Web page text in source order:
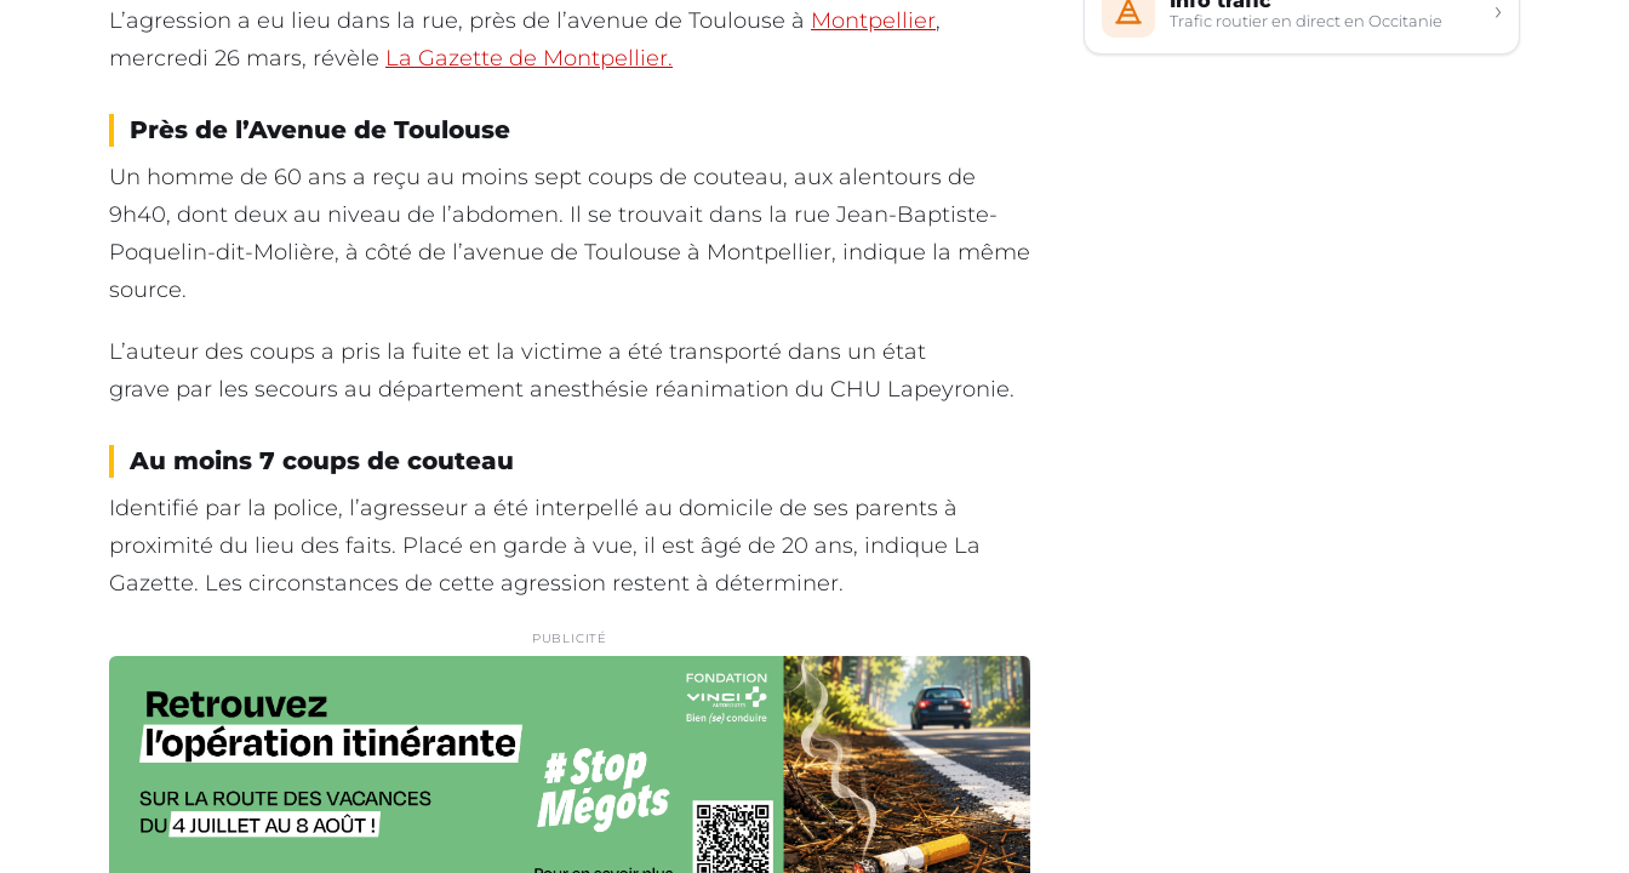
L’agression a eu lieu dans la rue, près de l’avenue de Toulouse à Montpellier,
mercredi 26 mars, révèle La Gazette de Montpellier.
Près de l’Avenue de Toulouse
Un homme de 60 ans a reçu au moins sept coups de couteau, aux alentours de
9h40, dont deux au niveau de l’abdomen. Il se trouvait dans la rue Jean-Baptiste-
Poquelin-dit-Molière, à côté de l’avenue de Toulouse à Montpellier, indique la même
source.
L’auteur des coups a pris la fuite et la victime a été transporté dans un état
grave par les secours au département anesthésie réanimation du CHU Lapeyronie.
Au moins 7 coups de couteau
Identifié par la police, l’agresseur a été interpellé au domicile de ses parents à
proximité du lieu des faits. Placé en garde à vue, il est âgé de 20 ans, indique La
Gazette. Les circonstances de cette agression restent à déterminer.
PUBLICITÉ
Trafic routier en direct en Occitanie ›